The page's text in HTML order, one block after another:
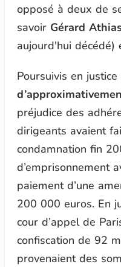
opposé à deux de
savoir Gérard
aujourd'hui décédé)
Poursuivis en
préjudice des
dirigeants avaient
condamnation fin
d’emprisonnement
paiement d’une
200 000 euros. En
cour d’appel de
confiscation de 92
provenaient des